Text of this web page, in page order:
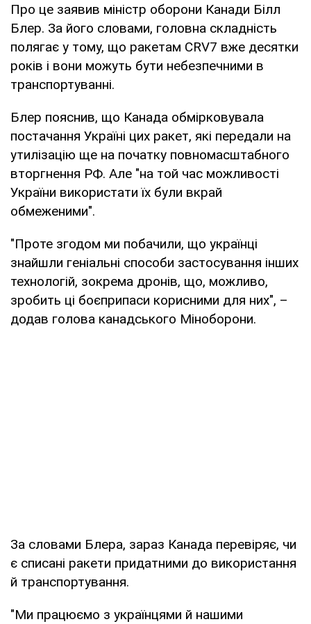
Про це заявив міністр оборони Канади Білл
Блер. За його словами, головна складність
полягає у тому, що ракетам CRV7 вже десятки
років і вони можуть бути небезпечними в
транспортуванні.
Блер пояснив, що Канада обмірковувала
постачання Україні цих ракет, які передали на
утилізацію ще на початку повномасштабного
вторгнення РФ. Але "на той час можливості
України використати їх були вкрай
обмеженими".
"Проте згодом ми побачили, що українці
знайшли геніальні способи застосування інших
технологій, зокрема дронів, що, можливо,
зробить ці боєприпаси корисними для них", –
додав голова канадського Міноборони.
За словами Блера, зараз Канада перевіряє, чи
є списані ракети придатними до використання
й транспортування.
"Ми працюємо з українцями й нашими